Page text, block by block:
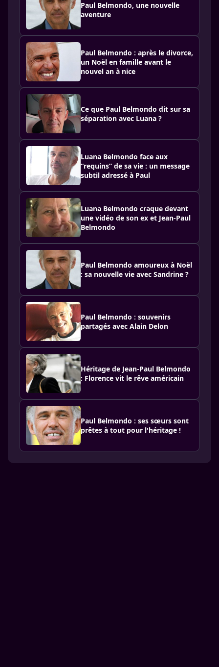
Paul Belmondo, une nouvelle
aventure
Paul Belmondo : après le divorce,
un Noël en famille avant le
nouvel an à nice
Ce que Paul Belmondo dit sur sa
séparation avec Luana ?
Luana Belmondo face aux
“requins” de sa vie : un message
subtil adressé à Paul
Luana Belmondo craque devant
une vidéo de son ex et Jean-Paul
Belmondo
Paul Belmondo amoureux à Noël
: sa nouvelle vie avec Sandrine ?
Paul Belmondo : souvenirs
partagés avec Alain Delon
Héritage de Jean-Paul Belmondo
: Florence vit le rêve américain
Paul Belmondo : ses sœurs sont
prêtes à tout pour l'héritage !